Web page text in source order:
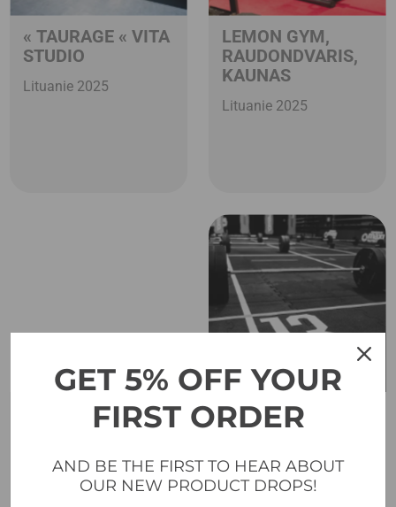
« TAURAGE « VITA
STUDIO
Lituanie 2025
LEMON GYM,
RAUDONDVARIS,
KAUNAS
Lituanie 2025
CHAMPIONNAT
IF3 LT 2025
Vilnius, Lituanie 2025
ÉVÉNEMENT LFF
2025
Lituanie 2025
GET 5% OFF YOUR
FIRST ORDER
AND BE THE FIRST TO HEAR ABOUT
OUR NEW PRODUCT DROPS!